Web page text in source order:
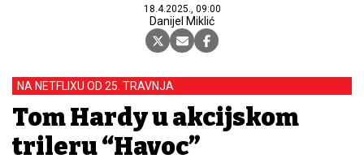
18.4.2025., 09:00
Danijel Miklić
NA NETFLIXU OD 25. TRAVNJA
Tom Hardy u akcijskom
trileru “Havoc”